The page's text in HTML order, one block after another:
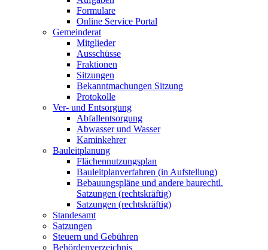
Formulare
Online Service Portal
Gemeinderat
Mitglieder
Ausschüsse
Fraktionen
Sitzungen
Bekanntmachungen Sitzung
Protokolle
Ver- und Entsorgung
Abfallentsorgung
Abwasser und Wasser
Kaminkehrer
Bauleitplanung
Flächennutzungsplan
Bauleitplanverfahren (in Aufstellung)
Bebauungspläne und andere baurechtl.
Satzungen (rechtskräftig)
Satzungen (rechtskräftig)
Standesamt
Satzungen
Steuern und Gebühren
Behördenverzeichnis